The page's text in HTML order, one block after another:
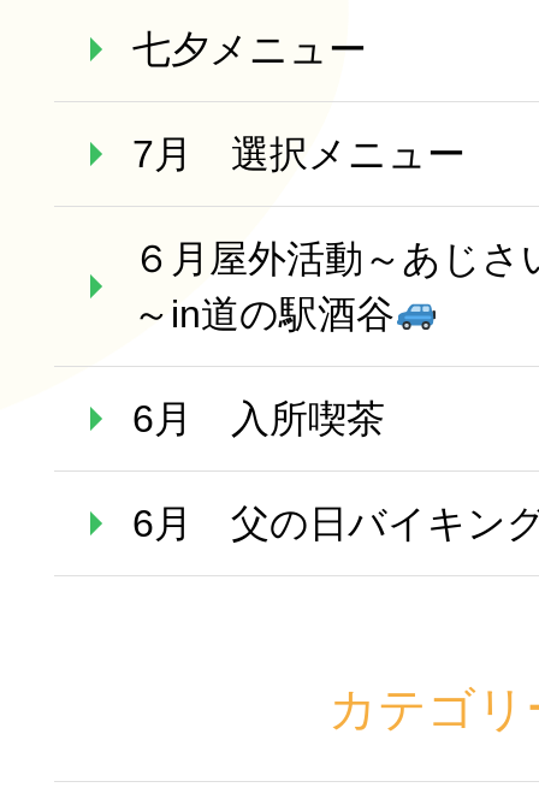
七夕メニュー
7月 選択メニュー
６月屋外活動～あじ
～in道の駅酒谷
6月 入所喫茶
6月 父の日バイキン
カテゴリ